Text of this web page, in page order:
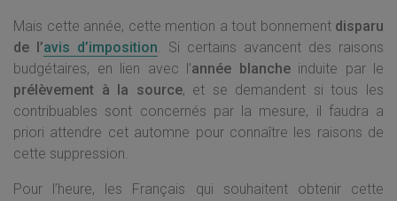
Mais cette année, cette mention a tout bonnement disparu
de l’avis d’imposition. Si certains avancent des raisons
budgétaires, en lien avec l’année blancheinduite par le
prélèvement à la source, et se demandent si tous les
contribuables sont concernés par la mesure, il faudra a
priori attendre cet automne pour connaître les raisons de
cette suppression.
Pour l’heure, les Français qui souhaitent obtenir cette